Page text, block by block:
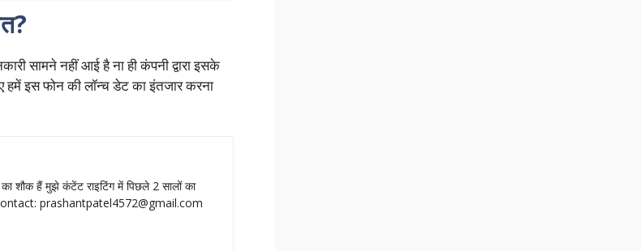
सामने नहीं आई है ना ही कंपनी द्वारा इसके
हमें इस फोन की लॉन्च डेट का इंतजार करना
शौक हैं मुझे कंटेंट राइटिंग में पिछले 2 सालों का
prashantpatel4572@gmail.com